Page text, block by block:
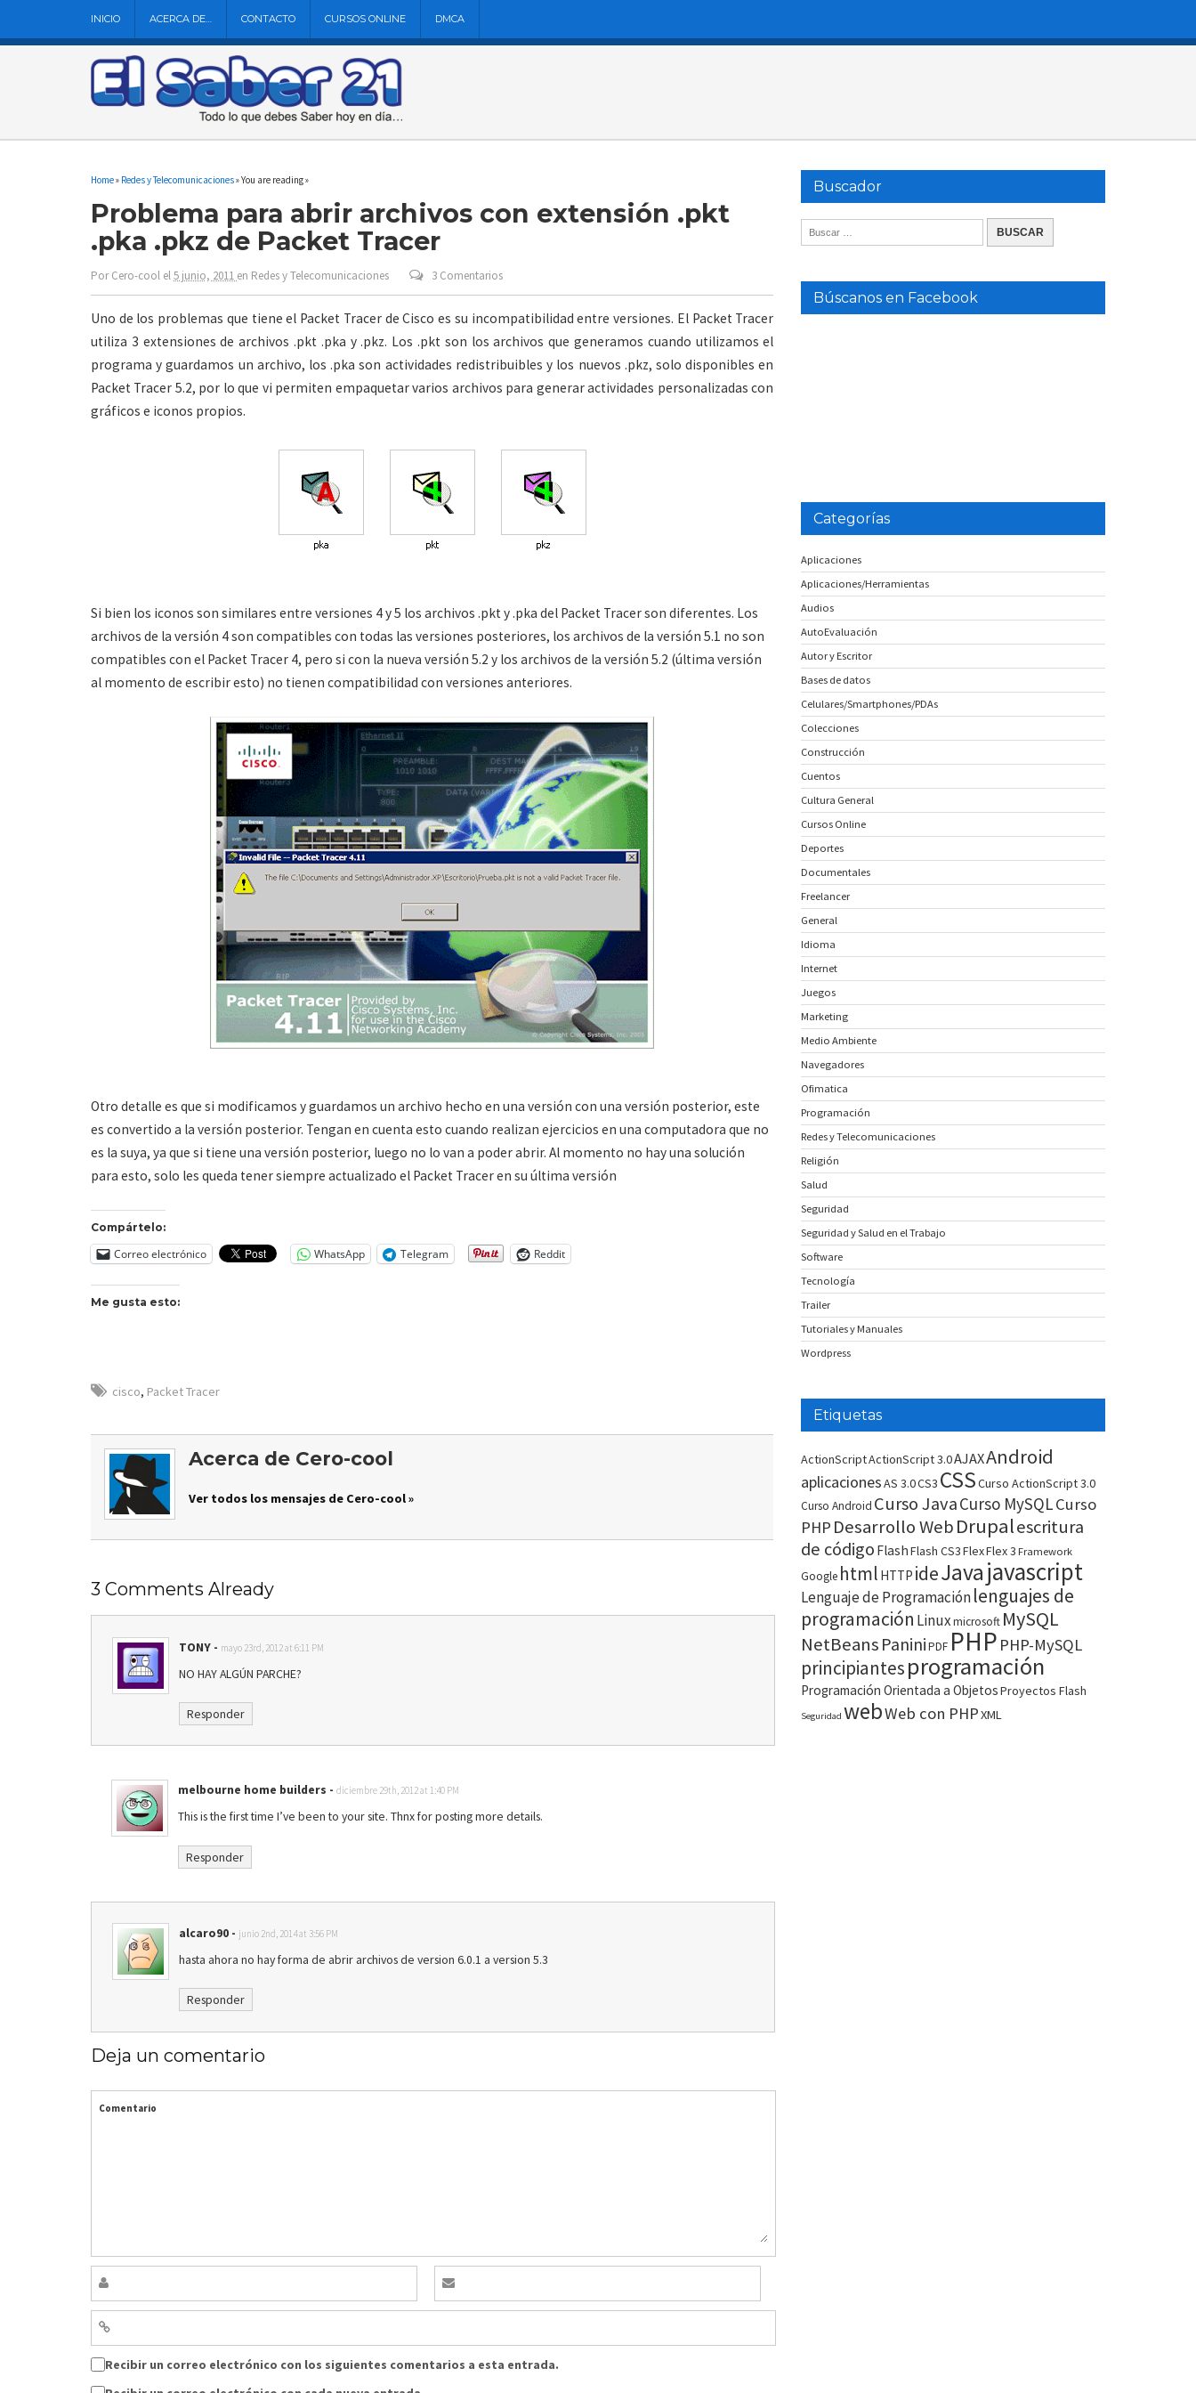
INICIO ACERCA DE… CONTACTO CURSOS ONLINE DMCA
Home» Redes y Telecomunicaciones» You are reading »
Problema para abrir archivos con extensión .pkt
.pka .pkz de Packet Tracer
PorCero-cool el5 junio, 2011 en Redes y Telecomunicaciones 3 Comentarios
Uno de los problemas que tiene el Packet Tracer de Cisco es su incompatibilidad entre versiones. El Packet Tracer
utiliza 3 extensiones de archivos .pkt .pka y .pkz. Los .pkt son los archivos que generamos cuando utilizamos el
programa y guardamos un archivo, los .pka son actividades redistribuibles y los nuevos .pkz, solo disponibles en
Packet Tracer 5.2, por lo que vi permiten empaquetar varios archivos para generar actividades personalizadas con
gráficos e iconos propios.
Si bien los iconos son similares entre versiones 4 y 5 los archivos .pkt y .pka del Packet Tracer son diferentes. Los
archivos de la versión 4 son compatibles con todas las versiones posteriores, los archivos de la versión 5.1 no son
compatibles con el Packet Tracer 4, pero si con la nueva versión 5.2 y los archivos de la versión 5.2 (última versión
al momento de escribir esto) no tienen compatibilidad con versiones anteriores.
Otro detalle es que si modificamos y guardamos un archivo hecho en una versión con una versión posterior, este
es convertido a la versión posterior. Tengan en cuenta esto cuando realizan ejercicios en una computadora que no
es la suya, ya que si tiene una versión posterior, luego no lo van a poder abrir. Al momento no hay una solución
para esto, solo les queda tener siempre actualizado el Packet Tracer en su última versión
Compártelo:
Correo electrónico WhatsApp Telegram Reddit
Me gusta esto:
cisco, Packet Tracer
Acerca de Cero-cool
Ver todos los mensajes de Cero-cool »
3 Comments Already
TONY - mayo 23rd, 2012 at 6:11 PM
NO HAY ALGÚN PARCHE?
Responder
melbourne home builders - diciembre 29th, 2012 at 1:40 PM
This is the first time I’ve been to your site. Thnx for posting more details.
Responder
alcaro90 - junio 2nd, 2014 at 3:56 PM
hasta ahora no hay forma de abrir archivos de version 6.0.1 a version 5.3
Responder
Deja un comentario
Comentario
Recibir un correo electrónico con los siguientes comentarios a esta entrada.
Buscador
Búscanos en Facebook
Categorías
Aplicaciones
Aplicaciones/Herramientas
Audios
AutoEvaluación
Autor y Escritor
Bases de datos
Celulares/Smartphones/PDAs
Colecciones
Construcción
Cuentos
Cultura General
Cursos Online
Deportes
Documentales
Freelancer
General
Idioma
Internet
Juegos
Marketing
Medio Ambiente
Navegadores
Ofimatica
Programación
Redes y Telecomunicaciones
Religión
Salud
Seguridad
Seguridad y Salud en el Trabajo
Software
Tecnología
Trailer
Tutoriales y Manuales
Wordpress
Etiquetas
ActionScriptActionScript 3.0AJAXAndroid
aplicacionesAS 3.0CS3 CSSCurso ActionScript 3.0
Curso Android Curso JavaCurso MySQLCurso
PHP Desarrollo WebDrupalescritura
de código FlashFlash CS3FlexFlex 3 Framework
Google html HTTP ideJavajavascript
Lenguaje de Programaciónlenguajes de
programación Linuxmicrosoft MySQL
NetBeans PaniniPDF PHP PHP-MySQL
principiantesprogramación
Programación Orientada a ObjetosProyectos Flash
Seguridad webWeb con PHPXML